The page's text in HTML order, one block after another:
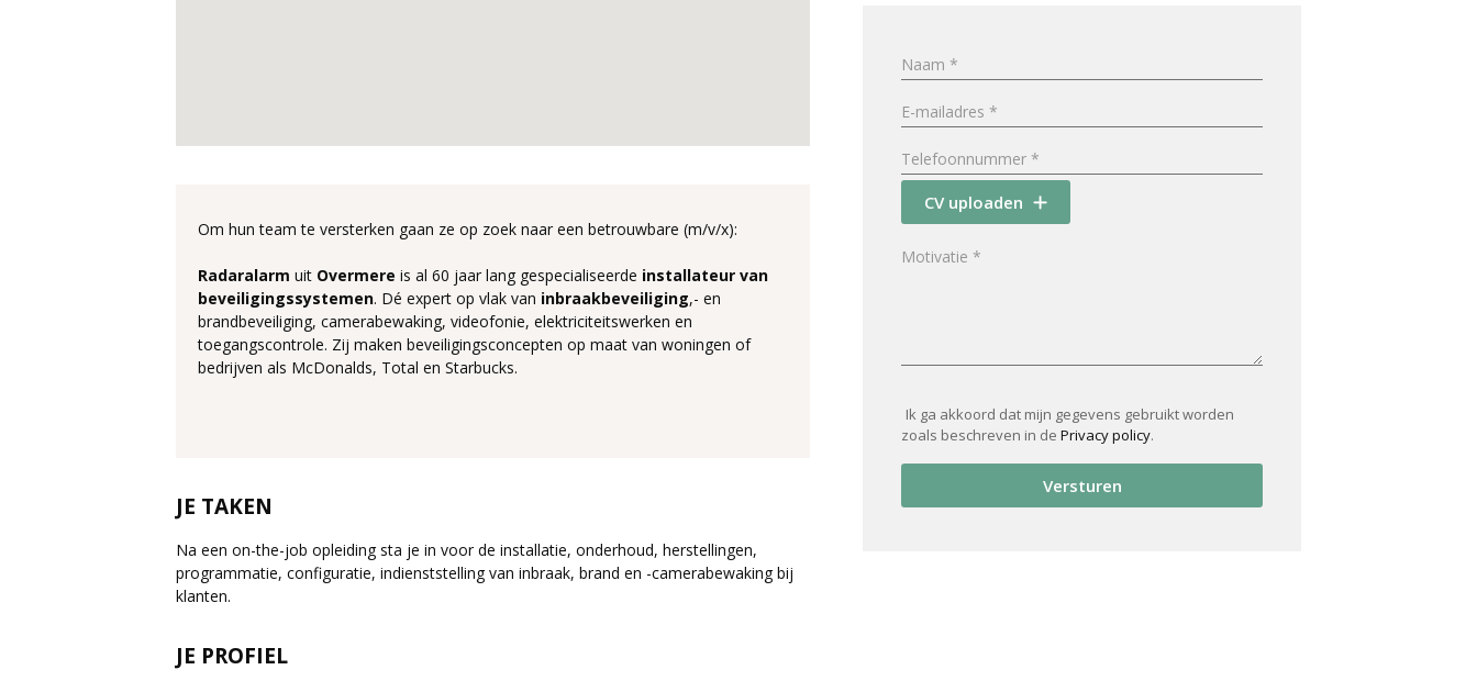
Om hun team te versterken gaan ze op zoek naar een betrouwbare (m/v/x):
Radaralarm uit Overmere is al 60 jaar lang gespecialiseerde installateur van
beveiligingssystemen. Dé expert op vlak van inbraakbeveiliging,- en
brandbeveiliging, camerabewaking, videofonie, elektriciteitswerken en
toegangscontrole. Zij maken beveiligingsconcepten op maat van woningen of
bedrijven als McDonalds, Total en Starbucks.
JE TAKEN
Na een on-the-job opleiding sta je in voor de installatie, onderhoud, herstellingen,
programmatie, configuratie, indienststelling van inbraak, brand en -camerabewaking bij
klanten.
JE PROFIEL
CV uploaden
Ik ga akkoord dat mijn gegevens gebruikt worden
zoals beschreven in dePrivacy policy.
Versturen